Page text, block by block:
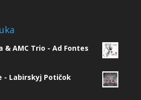
& AMC Trio - Ad Fontes
- Labirskyj Potičok